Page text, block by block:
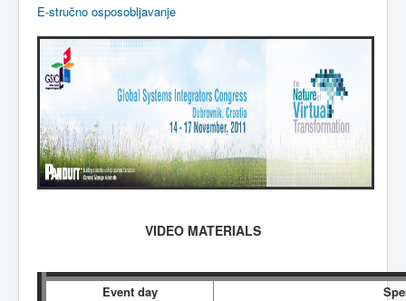
E-stručno osposobljavanje
VIDEO MATERIALS
Event day